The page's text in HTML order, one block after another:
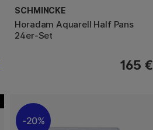
SCHMINCKE
Horadam Aquarell Half Pans
24er-Set
165 €
20%